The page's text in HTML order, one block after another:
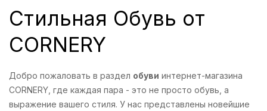
Стильная Обувь от
CORNERY
Добро пожаловать в раздел обуви интернет-магазина
CORNERY, где каждая пара - это не просто обувь, а
выражение вашего стиля. У нас представлены новейшие